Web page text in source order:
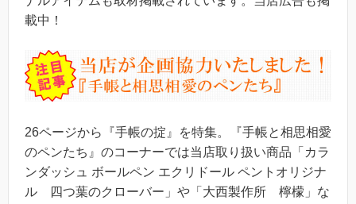
載中！
26ページから『手帳の掟』を特集。『手帳と相思相愛
のペンたち』のコーナーでは当店取り扱い商品「カラ
ンダッシュ ボールペン エクリドール ペントオリジナ
ル 四つ葉のクローバー」や「大西製作所 檸檬」な